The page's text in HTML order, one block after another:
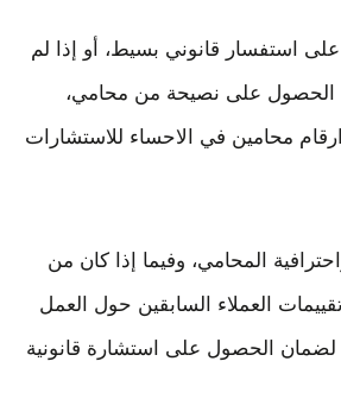
استفسار قانوني بسيط، أو إذا لم
الحصول على نصيحة من محامي،
محامين في الاحساء للاستشارات
المحامي، وفيما إذا كان من
العملاء السابقين حول العمل
لضمان الحصول على استشارة قانونية